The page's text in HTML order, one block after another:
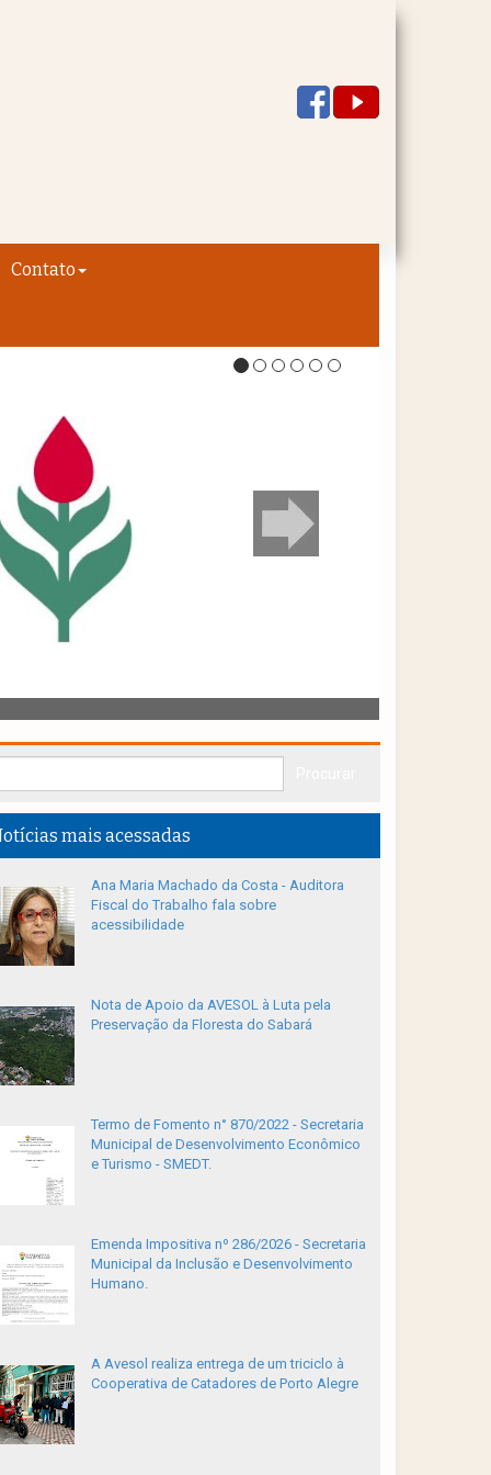
Contato
mais acessadas
Ana Maria Machado da Costa - Auditora
Fiscal do Trabalho fala sobre
acessibilidade
Nota de Apoio da AVESOL à Luta pela
Preservação da Floresta do Sabará
Termo de Fomento n° 870/2022 - Secretaria
Municipal de Desenvolvimento Econômico
e Turismo - SMEDT.
Emenda Impositiva nº 286/2026 - Secretaria
Municipal da Inclusão e Desenvolvimento
Humano.
A Avesol realiza entrega de um triciclo à
Cooperativa de Catadores de Porto Alegre